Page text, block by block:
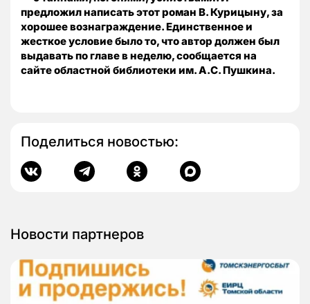
предложил написать этот роман В. Курицыну, за
хорошее вознаграждение. Единственное и
жесткое условие было то, что автор должен был
выдавать по главе в неделю, сообщается на
сайте областной библиотеки им. А.С. Пушкина.
Поделиться новостью:
Новости партнеров